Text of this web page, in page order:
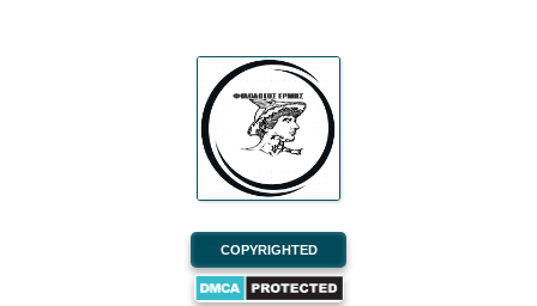
COPYRIGHTED